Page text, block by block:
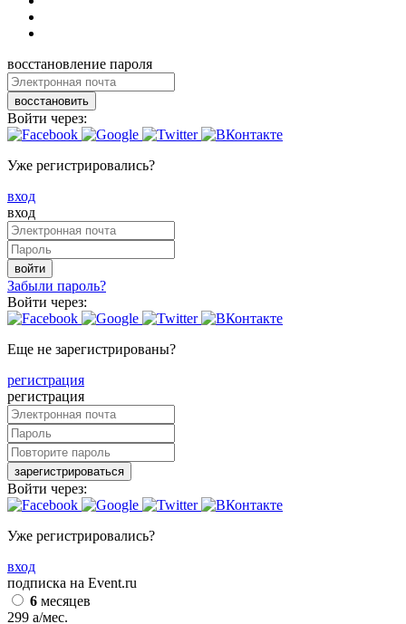
восстановление пароля
восстановить
Войти через:
Уже регистрировались?
вход
вход
войти
Забыли пароль?
Войти через:
Еще не зарегистрированы?
регистрация
регистрация
зарегистрироваться
Войти через:
Уже регистрировались?
вход
подписка на Event.ru
6 месяцев
299 a/мес.